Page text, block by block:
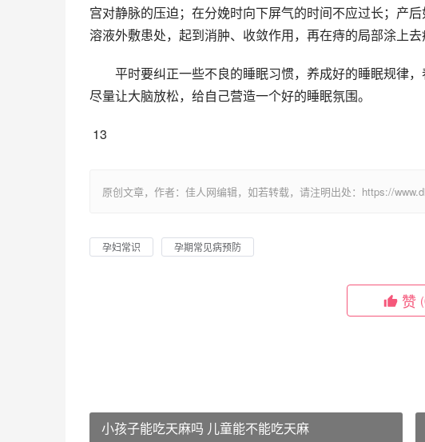
宫对静脉的压迫；在分娩时向下屏气的时间不应过长；产
溶液外敷患处，起到消肿、收敛作用，再在痔的局部涂上去
平时要纠正一些不良的睡眠习惯，养成好的睡眠规律，
尽量让大脑放松，给自己营造一个好的睡眠氛围。
13
原创文章，作者：佳人网编辑，如若转载，请注明出处：https://
孕妇常识 孕期常见病预防
赞
小孩子能吃天麻吗 儿童能不能吃天麻